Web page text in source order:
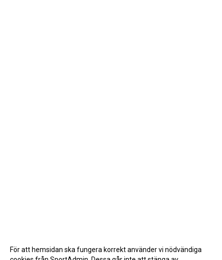
För att hemsidan ska fungera korrekt använder vi nödvändiga